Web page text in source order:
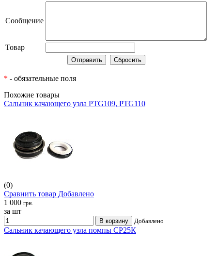
Сообщение
Товар
* - обязательные поля
Похожие товары
Сальник качающего узла PTG109, PTG110
(0)
Сравнить товар Добавлено
1 000 грн.
за шт
В корзину Добавлено
Сальник качающего узла помпы CP25К